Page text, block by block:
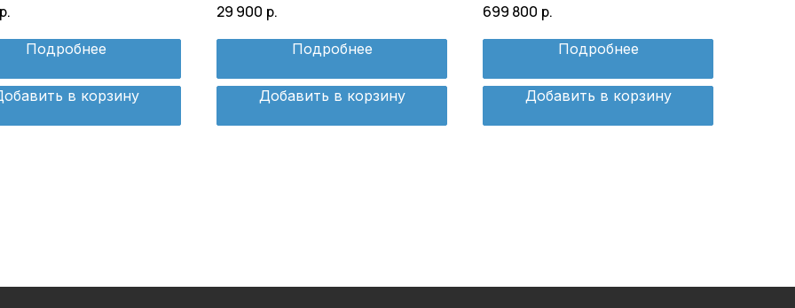
р.
Подробнее
в корзину
29 900 р.
Подробнее
Добавить в корзину
699 800 р.
Подробнее
Добавить в корзину